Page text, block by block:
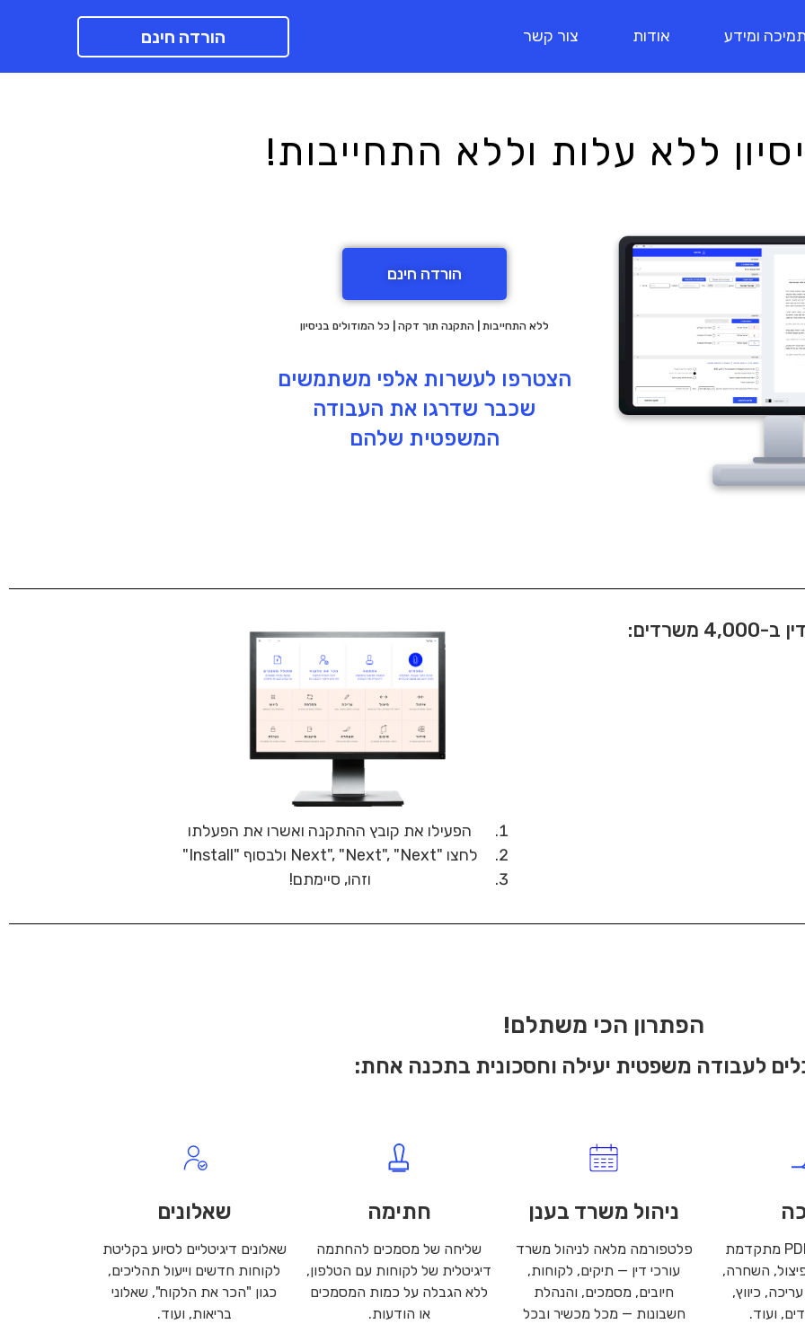
ומידע אודות צור קשר הורדה חינם
הורדה חינם
ללא התחייבות | התקנה תוך דקה | כל המודולים בניסיון
הצטרפו לעשרות אלפי משתמשים
שכבר שדרגו את העבודה
המשפטית שלהם
הפעילו את קובץ ההתקנה ואשרו את הפעלתו
לחצו "Next", "Next", "Next ולבסוף "Install"
וזהו, סיימתם!
הפתרון הכי משתלם!
לעבודה משפטית יעילה וחסכונית בתכנה אחת:
עריכת מסמכי PDF מתקדמת
השחרה,
כיווץ,
ועוד.
ניהול משרד בענן
פלטפורמה מלאה לניהול משרד
עורכי דין — תיקים, לקוחות,
חיובים, מסמכים, והנהלת
חשבונות — מכל מכשיר ובכל
חתימה
שליחה של מסמכים להחתמה
דיגיטלית של לקוחות עם הטלפון,
ללא הגבלה על כמות המסמכים
או הודעות.
שאלונים
שאלונים דיגיטליים לסיוע בקליטת
לקוחות חדשים וייעול תהליכים,
כגון "הכר את הלקוח", שאלוני
בריאות, ועוד.